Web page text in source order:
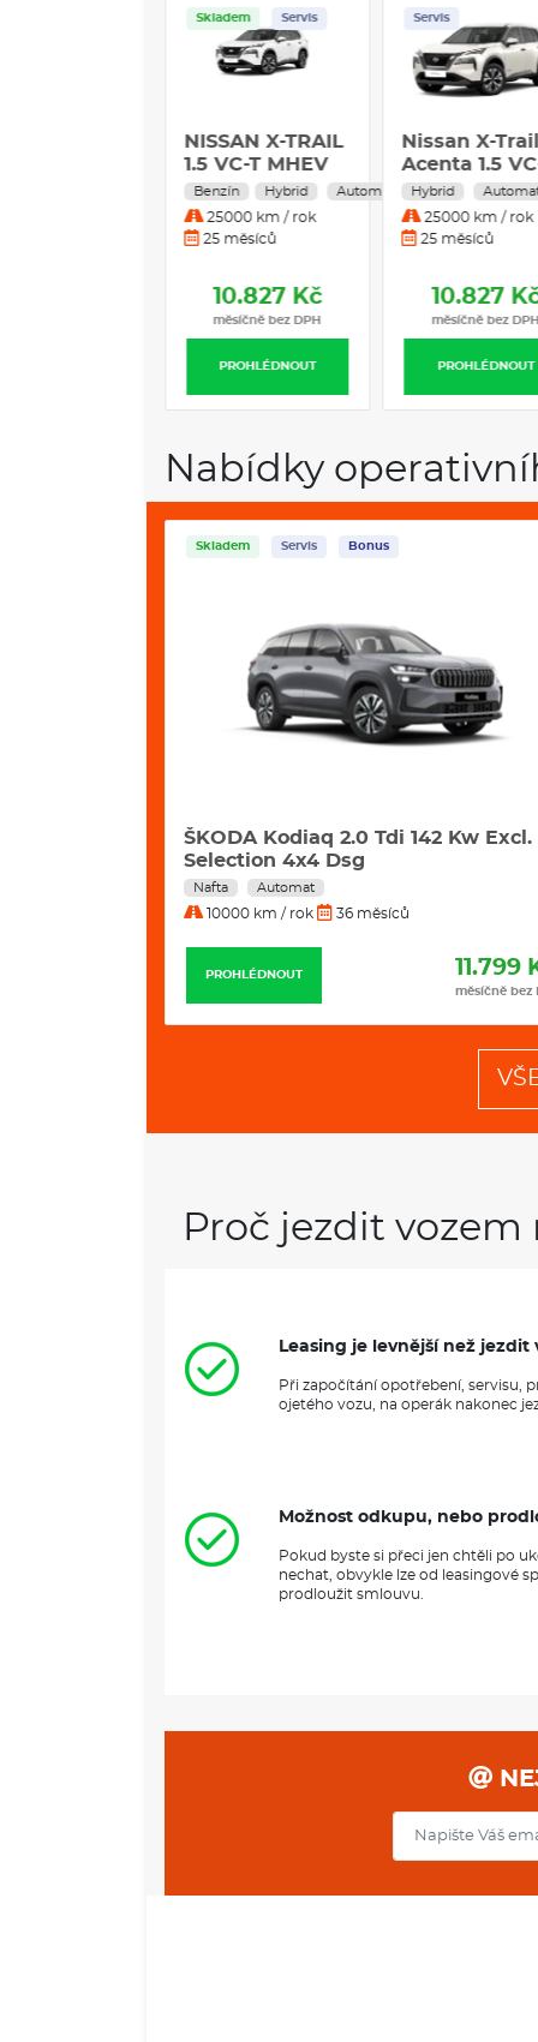
Skladem Servis
NISSAN X-TRAIL
1.5 VC-T MHEV
163HP 2WD
ACENTA +
PŘÍPLATKOVÁ
Benzín Hybrid Automat
25000 km / rok
25 měsíců
PROHLÉDNOUT
10.827 Kč
měsíčně bez DPH
Servis
Nissan X-Trail
Acenta 1.5
mHEV 121 kW
Hybridní
Automatická
Hybrid
25000 km / rok
25 měsíců
PROHLÉDNOUT
10.827
měsíčně bez DPH
Nabídky
Skladem Servis Bonus
ŠKODA Kodiaq 2.0 Tdi 142 Kw Excl.
Selection 4x4 Dsg
Nafta Automat
10000 km / rok 36 měsíců
PROHLÉDNOUT 11.799
měsíčně bez
Proč jezdit
Leasing je levnější než
Při započítání opotřebení, servisu,
ojetého vozu, na operák nakonec
Možnost odkupu, nebo
Pokud byste si přeci jen chtěli po
nechat, obvykle lze od leasingové
prodloužit smlouvu.